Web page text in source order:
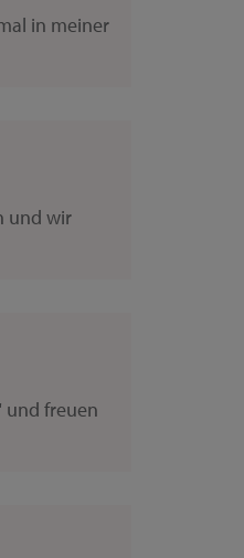
in meiner
und wir
und freuen